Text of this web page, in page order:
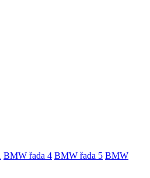
BMW řada 4 BMW řada 5 BMW